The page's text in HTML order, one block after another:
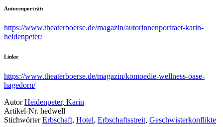
Autorenporträt:
https://www.theaterboerse.de/magazin/autorinnenportraet-karin-
heidenpeter/
Links:
https://www.theaterboerse.de/magazin/komoedie-wellness-oase-
hagedorn/
Autor Heidenpeter, Karin
Artikel-Nr. hedwell
Stichwörter Erbschaft, Hotel, Erbschaftsstreit, Geschwisterkonflikte